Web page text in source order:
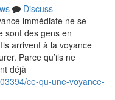
Discuss
immédiate ne se
sont des gens en
arrivent à la voyance
Parce qu’ils ne
déjà
ce-qu-une-voyance-